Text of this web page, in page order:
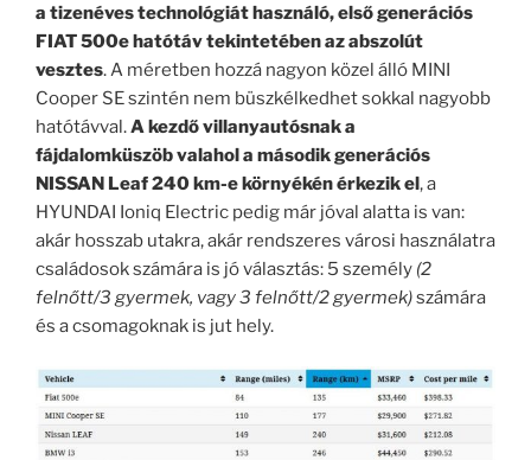
a tizenéves technológiát használó, első generációs
FIAT 500e hatótáv tekintetében az abszolút
vesztes. A méretben hozzá nagyon közel álló MINI
Cooper SE szintén nem büszkélkedhet sokkal nagyobb
hatótávval.A kezdő villanyautósnak a
fájdalomküszöb valahol a második generációs
NISSAN Leaf 240 km-e környékén érkezik el, a
HYUNDAI Ioniq Electric pedig már jóval alatta is van:
akár hosszab utakra, akár rendszeres városi használatra
családosok számára is jó választás: 5 személy (2
felnőtt/3 gyermek, vagy 3 felnőtt/2 gyermek)számára
és a csomagoknak is jut hely.